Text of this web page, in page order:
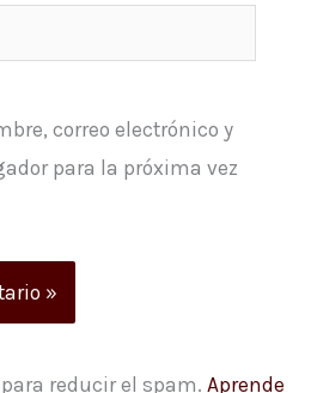
correo electrónico y
para la próxima vez
reducir el spam. Aprende